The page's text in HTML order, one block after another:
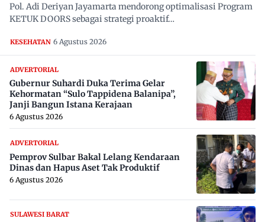
Pol. Adi Deriyan Jayamarta mendorong optimalisasi Program
KETUK DOORS sebagai strategi proaktif…
KESEHATAN 6 Agustus 2026
ADVERTORIAL
Gubernur Suhardi Duka Terima Gelar
Kehormatan “Sulo Tappidena Balanipa”,
Janji Bangun Istana Kerajaan
6 Agustus 2026
ADVERTORIAL
Pemprov Sulbar Bakal Lelang Kendaraan
Dinas dan Hapus Aset Tak Produktif
6 Agustus 2026
SULAWESI BARAT